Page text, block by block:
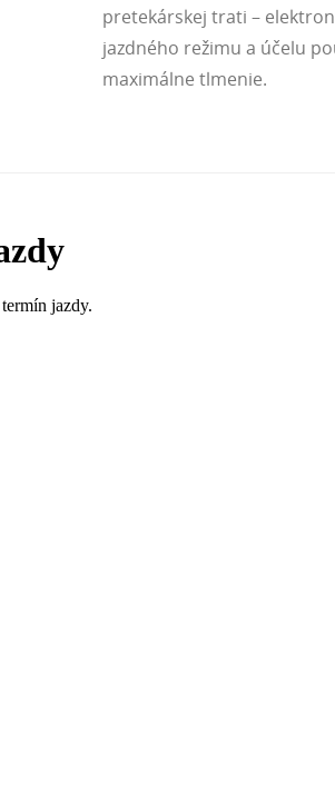
pretekárskej trati –
jazdného režimu a účelu
maximálne tlmenie.